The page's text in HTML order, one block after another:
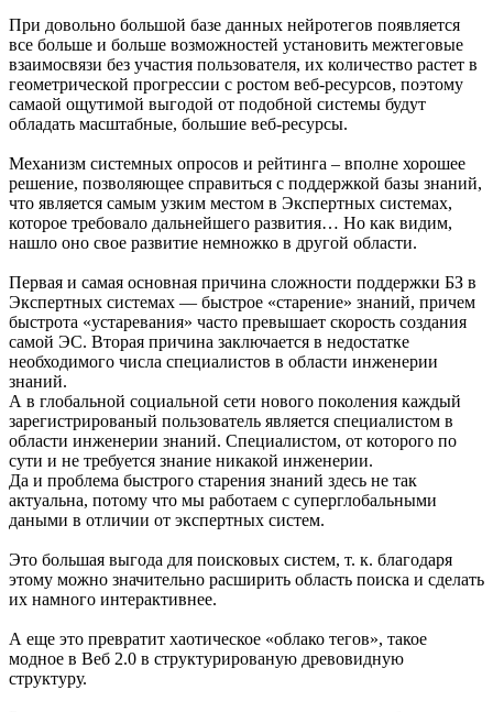
При довольно большой базе данных нейротегов появляется
все больше и больше возможностей установить межтеговые
взаимосвязи без участия пользователя, их количество растет в
геометрической прогрессии с ростом веб-ресурсов, поэтому
самаой ощутимой выгодой от подобной системы будут
обладать масштабные, большие веб-ресурсы.
Механизм системных опросов и рейтинга – вполне хорошее
решение, позволяющее справиться с поддержкой базы знаний,
что является самым узким местом в Экспертных системах,
которое требовало дальнейшего развития… Но как видим,
нашло оно свое развитие немножко в другой области.
Первая и самая основная причина сложности поддержки БЗ в
Экспертных системах — быстрое «старение» знаний, причем
быстрота «устаревания» часто превышает скорость создания
самой ЭС. Вторая причина заключается в недостатке
необходимого числа специалистов в области инженерии
знаний.
А в глобальной социальной сети нового поколения каждый
зарегистрированый пользователь является специалистом в
области инженерии знаний. Специалистом, от которого по
сути и не требуется знание никакой инженерии.
Да и проблема быстрого старения знаний здесь не так
актуальна, потому что мы работаем с суперглобальными
даными в отличии от экспертных систем.
Это большая выгода для поисковых систем, т. к. благодаря
этому можно значительно расширить область поиска и сделать
их намного интерактивнее.
А еще это превратит хаотическое «облако тегов», такое
модное в Веб 2.0 в структурированую древовидную
структуру.